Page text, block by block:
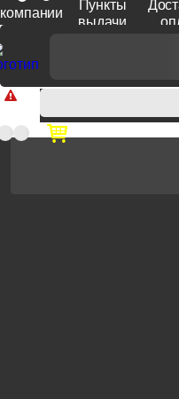
компании
Пункты
выдачи
Доп. скидка от цен на
продукции Venezia,
оплате по счету.